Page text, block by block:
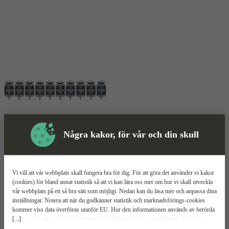
Några kakor, för vår och din skull
[...]
Vi vill att vår webbplats skall fungera bra för dig. För att göra det använder vi kakor
(cookies) för bland annat statistik så att vi kan lära oss mer om hur vi skall utveckla
vår webbplats på ett så bra sätt som möjligt. Nedan kan du läsa mer och anpassa dina
inställningar. Notera att när du godkänner statistik och marknadsförings-cookies
kommer viss data överföras utanför EU. Hur den informationen används av berörda
bolag vet vi inte exakt. Till exempel uppfyller inte USA:s lagstiftning alla de krav
Skyddsutrustning
Spik Mer information
Hilti X-S B3 MX